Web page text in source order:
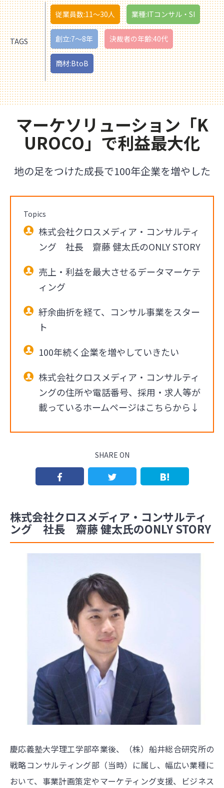
TAGS
従業員数:11〜30人 業種:ITコンサル・SI
創立:7〜8年 決裁者の年齢:40代
商材:BtoB
マーケソリューション「K
UROCO」で利益最大化
地の足をつけた成長で100年企業を増やした
Topics
株式会社クロスメディア・コンサルティ
ング 社長 齋藤 健太氏のONLY STORY
売上・利益を最大させるデータマーケテ
ィング
紆余曲折を経て、コンサル事業をスター
ト
100年続く企業を増やしていきたい
株式会社クロスメディア・コンサルティ
ングの住所や電話番号、採用・求人等が
載っているホームページはこちらから↓
SHARE ON
株式会社クロスメディア・コンサルティ
ング 社長 齋藤 健太氏のONLY STORY
慶応義塾大学理工学部卒業後、（株）船井総合研究所の
戦略コンサルティング部（当時）に属し、幅広い業種に
おいて、事業計画策定やマーケティング支援、ビジネス